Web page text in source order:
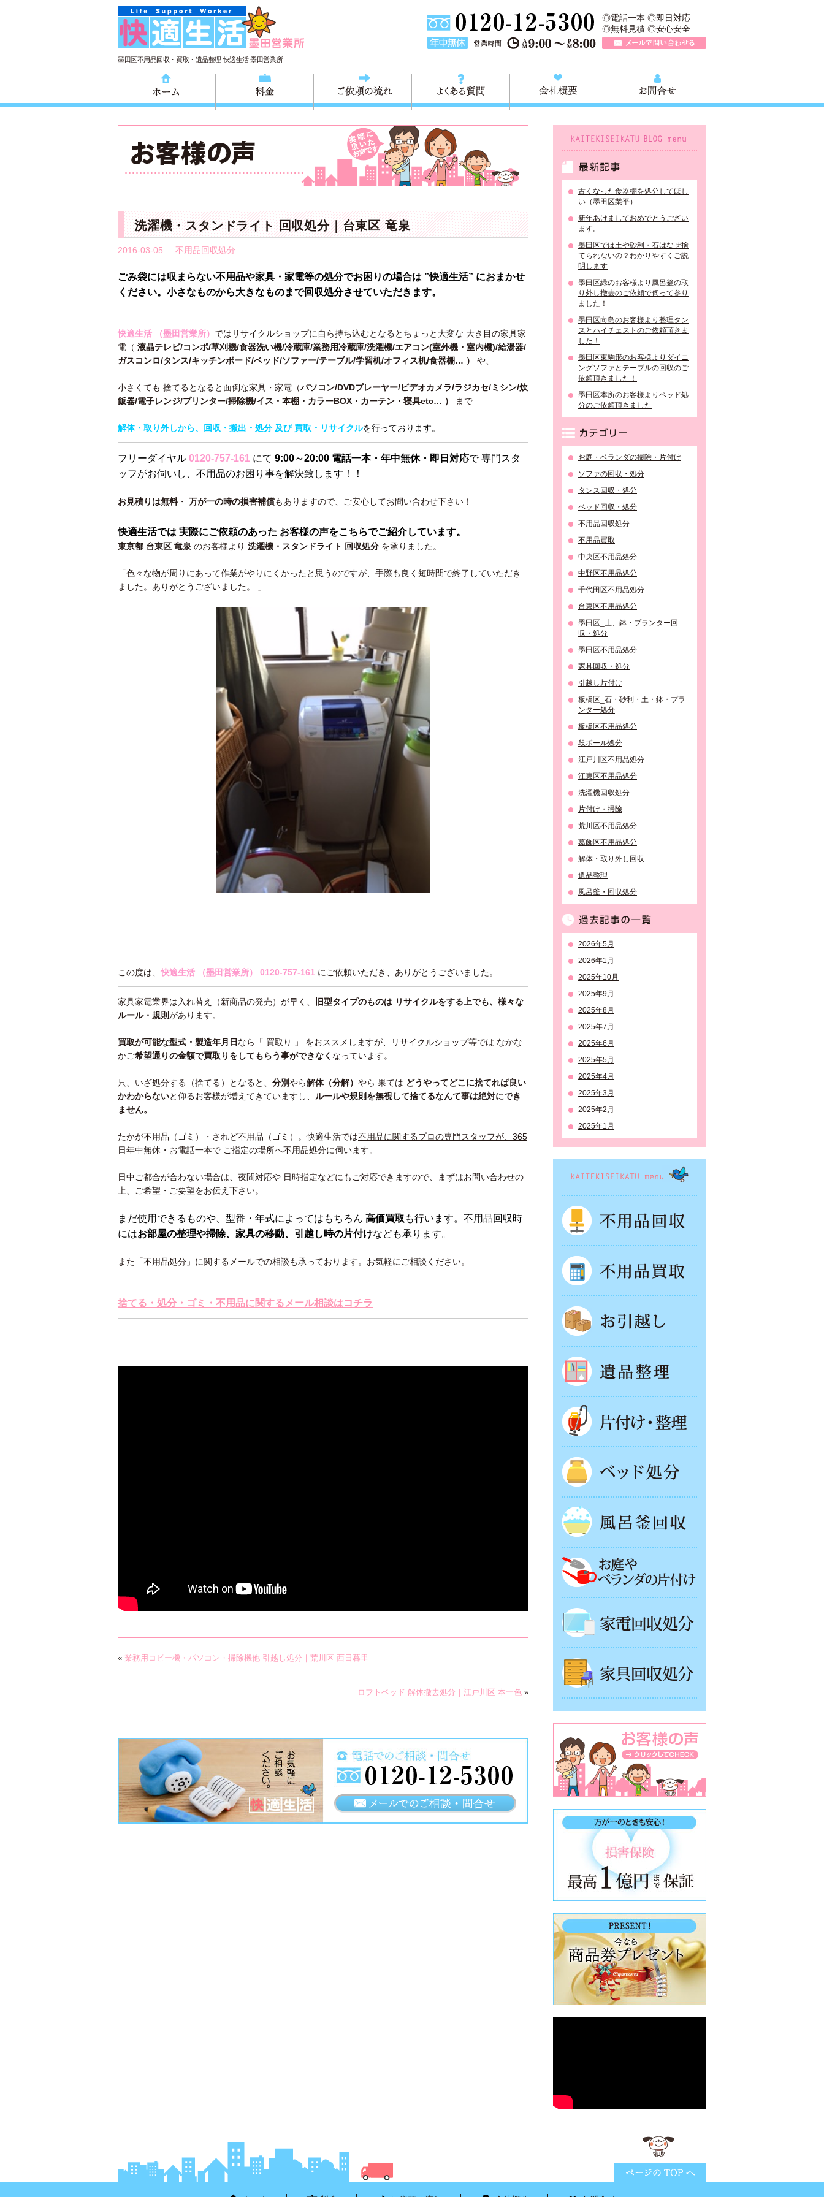
墨田区不用品回収・買取・遺品整理 快適生活 墨田営業所
TEL 0120-757-161（年中無休）営業時間AM9:00～
◎電話一本 ◎即日対応
◎無料見積 ◎安心安全
ご依頼の流れ よくある質問
洗濯機・スタンドライト 回収処分｜台東区 竜泉
2016-03-05 不用品回収処分
ごみ袋には収まらない不用品や家具・家電等の処分でお困りの場合は ”快適生活” におまかせ
ください。小さなものから大きなものまで回収処分させていただきます。
快適生活 （墨田営業所） ではリサイクルショップに自ら持ち込むとなるとちょっと大変な 大き目の家具家
電（ 液晶テレビ/コンポ/草刈機/食器洗い機/冷蔵庫/業務用冷蔵庫/洗濯機/エアコン(室外機・室内機)/給湯器/
ガスコンロ/タンス/キッチンボード/ベッド/ソファー/テーブル/学習机/オフィス机/食器棚… ） や、
小さくても 捨てるとなると面倒な家具・家電（パソコン/DVDプレーヤー/ビデオカメラ/ラジカセ/ミシン/炊
飯器/電子レンジ/プリンター/掃除機/イス・本棚・カラーBOX・カーテン・寝具etc… ）
まで
解体・取り外しから、回収・搬出・処分 及び 買取・リサイクルを行っております。
フリーダイヤル 0120-757-161 にて 9:00～20:00 電話一本・年中無休・即日対応で 専門スタ
ッフがお伺いし、不用品のお困り事を解決致します！！
お見積りは無料・ 万が一の時の損害補償もありますので、ご安心してお問い合わせ下さい！
快適生活では 実際にご依頼のあった お客様の声をこちらでご紹介しています。
東京都 台東区 竜泉 のお客様より 洗濯機・スタンドライト 回収処分 を承りました。
「色々な物が周りにあって作業がやりにくかったと思うのですが、手際も良く短時間で終了していただき
ました。ありがとうございました。 」
この度は、快適生活 （墨田営業所） 0120-757-161 にご依頼いただき、ありがとうございました。
家具家電業界は入れ替え（新商品の発売）が早く、
旧型タイプのものは リサイクルをする上でも、様々な
ルール・規則があります。
買取が可能な型式・製造年月日 なら「 買取り 」 をおススメしますが、リサイクルショップ等では なかな
かご希望通りの金額で買取りをしてもらう事ができなく なっています。
只、いざ処分する（捨てる）となると、 分別やら解体（分解） やら 果ては どうやってどこに捨てれば良い
かわからないと仰るお客様が増えてきていますし、 ルールや規則を無視して捨てるなんて事は絶対にでき
ません。
たかが不用品（ゴミ）・されど不用品（ゴミ）。快適生活では不用品に関するプロの専門スタッフが、365
日年中無休・お電話一本で ご指定の場所へ不用品処分に伺います。
日中ご都合が合わない場合は、夜間対応や 日時指定などにもご対応できますので、まずはお問い合わせの
上、ご希望・ご要望をお伝え下さい。
まだ使用できるものや、型番・年式によってはもちろん 高価買取 も行います。不用品回収時
にはお部屋の整理や掃除、家具の移動、引越し時の片付けなども承ります。
また「不用品処分」に関するメールでの相談も承っております。お気軽にご相談ください。
捨てる・処分・ゴミ・不用品に関するメール相談はコチラ
« 業務用コピー機・パソコン・掃除機他 引越し処分｜荒川区 西日暮里
ロフトベッド 解体撤去処分｜江戸川区 本一色 »
古くなった食器棚を処分してほし
い（墨田区業平）
新年あけましておめでとうござい
ます。
墨田区では土や砂利・石はなぜ捨
てられないの？わかりやすくご説
明します
墨田区緑のお客様より風呂釜の取
り外し撤去のご依頼で伺って参り
ました！
墨田区向島のお客様より整理タン
スとハイチェストのご依頼頂きま
した！
墨田区東駒形のお客様よりダイニ
ングソファとテーブルの回収のご
依頼頂きました！
墨田区本所のお客様よりベッド処
分のご依頼頂きました
お庭・ベランダの掃除・片付け
ソファの回収・処分
タンス回収・処分
ベッド回収・処分
不用品回収処分
不用品買取
中央区不用品処分
中野区不用品処分
千代田区不用品処分
台東区不用品処分
墨田区_土、鉢・プランター回
収・処分
墨田区不用品処分
家具回収・処分
引越し片付け
板橋区_石・砂利・土・鉢・プラ
ンター処分
板橋区不用品処分
段ボール処分
江戸川区不用品処分
江東区不用品処分
洗濯機回収処分
片付け・掃除
荒川区不用品処分
葛飾区不用品処分
解体・取り外し回収
遺品整理
風呂釜・回収処分
2026年5月
2026年1月
2025年10月
2025年9月
2025年8月
2025年7月
2025年6月
2025年5月
2025年4月
2025年3月
2025年2月
2025年1月